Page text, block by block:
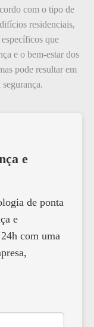
com o tipo de
residenciais,
que
e o bem-estar dos
pode resultar em
e
de ponta
e
com uma